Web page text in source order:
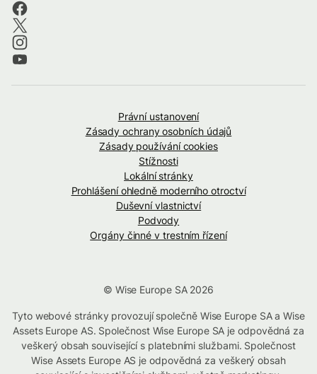
Právní ustanovení
Zásady ochrany osobních údajů
Zásady používání cookies
Stížnosti
Lokální stránky
Prohlášení ohledně moderního otroctví
Duševní vlastnictví
Podvody
Orgány činné v trestním řízení
© Wise Europe SA 2026
Tyto webové stránky provozují společně Wise Europe SA a Wise
Assets Europe AS. Společnost Wise Europe SA je odpovědná za
veškerý obsah související s platebními službami. Společnost
Wise Assets Europe AS je odpovědná za veškerý obsah